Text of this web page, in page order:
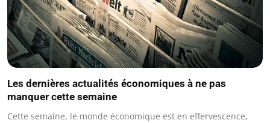
Les dernières actualités économiques à ne pas
manquer cette semaine
Cette semaine, le monde économique est en effervescence,